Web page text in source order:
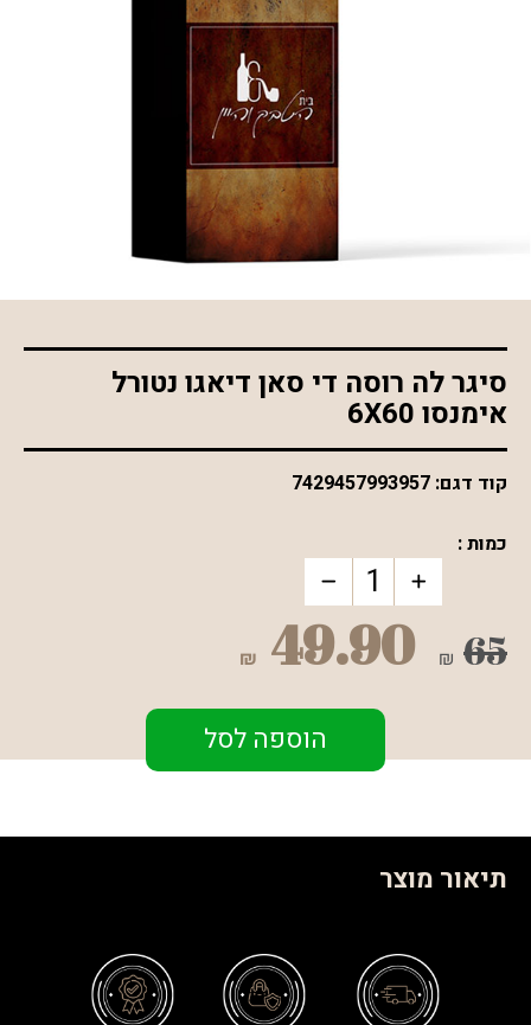
סיגר לה רוסה די סאן דיאגו נטורל
אימנסו 6X60
קוד דגם: 7429457993957
כמות :
65
₪
49.90
₪
הוספה לסל
תיאור מוצר